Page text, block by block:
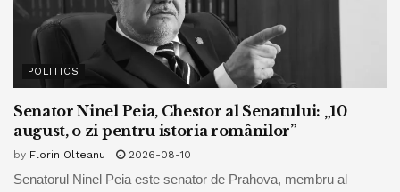
POLITICS
Senator Ninel Peia, Chestor al Senatului: „10
august, o zi pentru istoria românilor”
by Florin Olteanu 2026-08-10
Senatorul Ninel Peia este senator de Prahova, membru al